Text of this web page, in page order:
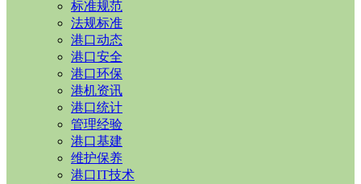
标准规范
法规标准
港口动态
港口安全
港口环保
港机资讯
港口统计
管理经验
港口基建
维护保养
港口IT技术